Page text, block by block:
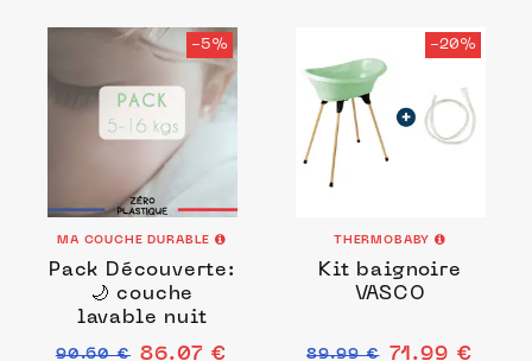
-5%
MA COUCHE DURABLE
Pack Découverte:
🌙 couche
lavable nuit
90.60 € 86.07 €
-20%
THERMOBABY
Kit baignoire
VASCO
89.99 € 71.99 €